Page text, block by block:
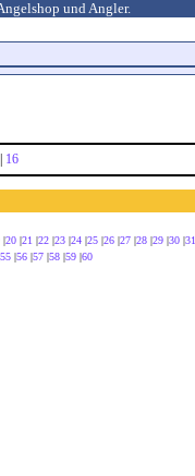
und Angler.
16
|20 |21 |22 |23 |24 |25 |26 |27 |28 |29 |30 |31
55 |56 |57 |58 |59 |60